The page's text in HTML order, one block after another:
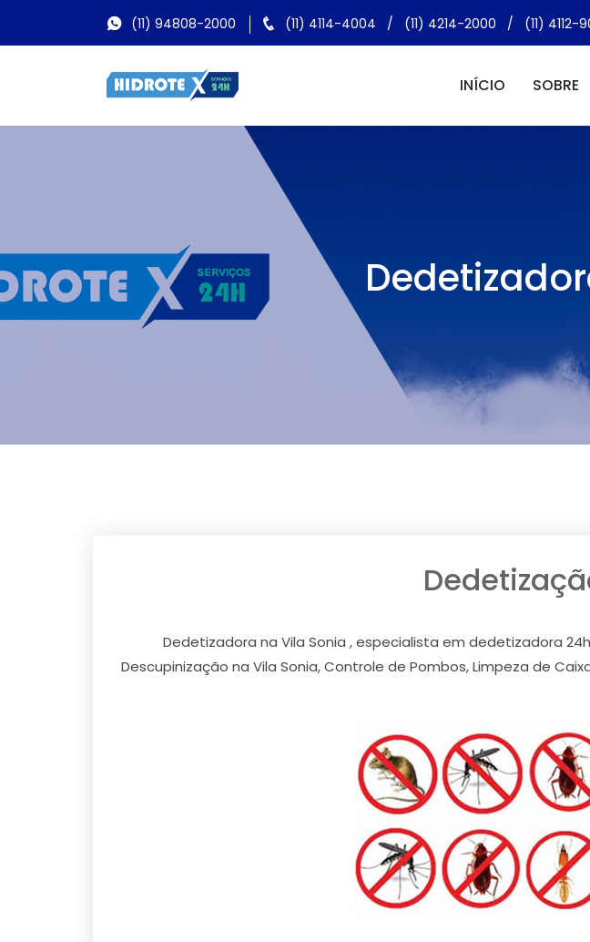
(11) 94808-2000 (11) 4114-4004 / (11) 4214-2000 / (11) 4112-
INÍCIO SOBRE
Dedetizadora na Vila Sonia , especialista em dedetizadora
Descupinização na Vila Sonia, Controle de Pombos, Limpeza de